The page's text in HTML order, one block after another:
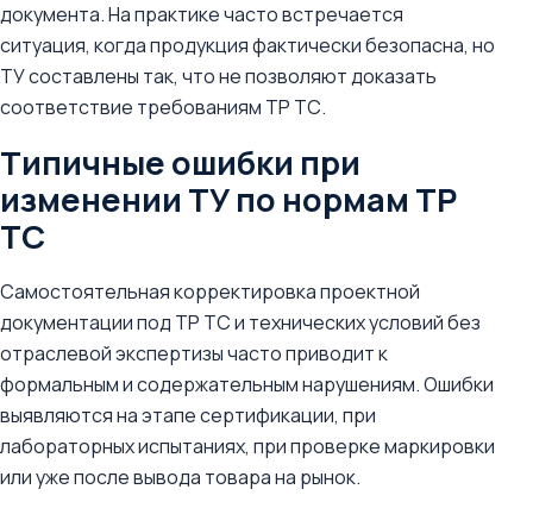
документа. На практике часто встречается
ситуация, когда продукция фактически безопасна, но
ТУ составлены так, что не позволяют доказать
соответствие требованиям ТР ТС.
Типичные ошибки при
изменении ТУ по нормам ТР
ТС
Самостоятельная корректировка проектной
документации под ТР ТС и технических условий без
отраслевой экспертизы часто приводит к
формальным и содержательным нарушениям. Ошибки
выявляются на этапе сертификации, при
лабораторных испытаниях, при проверке маркировки
или уже после вывода товара на рынок.